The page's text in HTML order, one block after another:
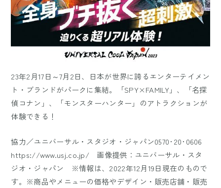
23年2月17日～7月2日、日本が世界に誇るエンターテイメン
ト・ブランドがパークに集結。「SPY×FAMILY」、「名探
偵コナン」、「モンスターハンター」のアトラクションが
体験できる！
協力／ユニバーサル・スタジオ・ジャパン0570･20･0606
https://www.usj.co.jp/ 画像提供：ユニバーサル・スタ
ジオ・ジャパン ※情報は、2022年12月19日現在のもので
す。※商品やメニューの価格やデザイン・販売店舗・販売